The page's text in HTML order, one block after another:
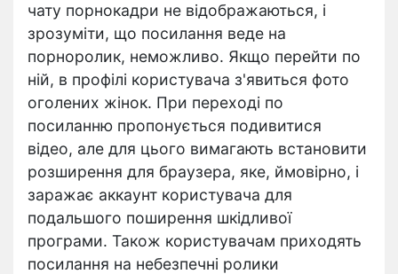
чату порнокадри не відображаються, і
зрозуміти, що посилання веде на
порноролик, неможливо. Якщо перейти по
ній, в профілі користувача з'явиться фото
оголених жінок. При переході по
посиланню пропонується подивитися
відео, але для цього вимагають встановити
розширення для браузера, яке, ймовірно, і
заражає аккаунт користувача для
подальшого поширення шкідливої
програми. Також користувачам приходять
посилання на небезпечні ролики